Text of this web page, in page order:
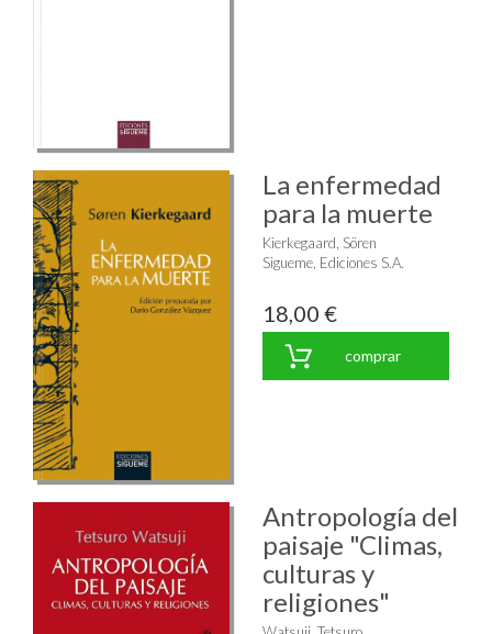
La enfermedad
para la muerte
Kierkegaard, Sören
Sigueme, Ediciones S.A.
18,00 €
comprar
Antropología del
paisaje "Climas,
culturas y
religiones"